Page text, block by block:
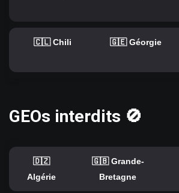
🇨🇱 Chili 🇬🇪 Géorgie
GEOs interdits 🚫
🇩🇿
Algérie
🇬🇧 Grande-
Bretagne